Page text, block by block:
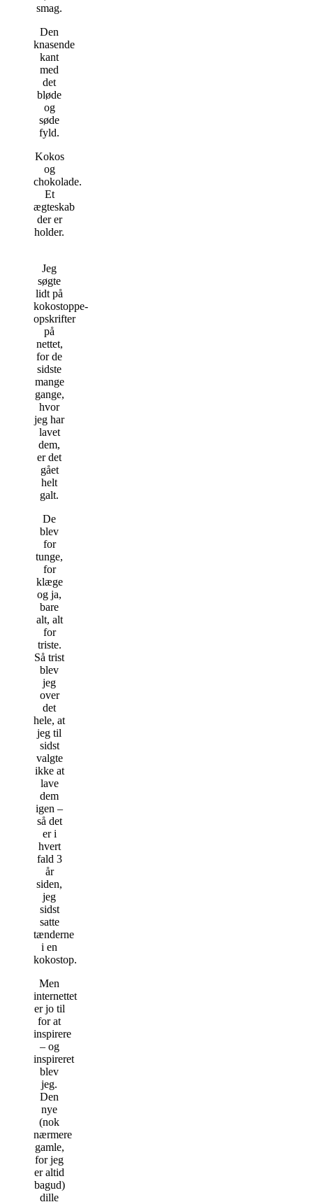
smag.
Den
knasende
kant
med
det
bløde
og
søde
fyld.
Kokos
og
chokolade.
Et
ægteskab
der er
holder.
Jeg
søgte
lidt på
kokostoppe-
opskrifter
på
nettet,
for de
sidste
mange
gange,
hvor
jeg har
lavet
dem,
er det
gået
helt
galt.
De
blev
for
tunge,
for
klæge
og ja,
bare
alt, alt
for
triste.
Så trist
blev
jeg
over
det
hele, at
jeg til
sidst
valgte
ikke at
lave
dem
igen –
så det
er i
hvert
fald 3
år
siden,
jeg
sidst
satte
tænderne
i en
kokostop.
Men
internettet
er jo til
for at
inspirere
– og
inspireret
blev
jeg.
Den
nye
(nok
nærmere
gamle,
for jeg
er altid
bagud)
dille